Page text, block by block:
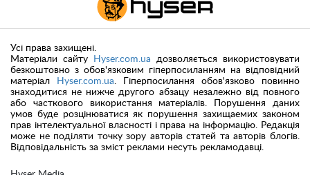
Усі права захищені.
Матеріали сайту
Hyser.com.ua дозволяється використовувати
безкоштовно з обов'язковим гіперпосиланням на відповідний
матеріал
Hyser.com.ua . Гіперпосилання обов'язково повинно
знаходитися не нижче другого абзацу незалежно від повного
або часткового використання матеріалів. Порушення даних
умов буде розцінюватися як порушення захищаемих законом
прав інтелектуальної власності і права на інформацію. Редакція
може не поділяти точку зору авторів статей та авторів блогів.
Відповідальність за зміст реклами несуть рекламодавці.